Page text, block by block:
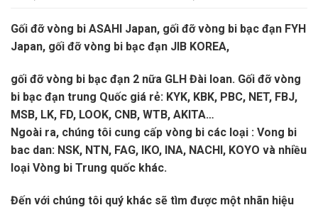
Gối đỡ vòng bi ASAHI Japan, gối đỡ vòng bi bạc đạn FYH
Japan, gối đỡ vòng bi bạc đạn JIB KOREA,
gối đỡ vòng bi bạc đạn 2 nữa GLH Đài loan. Gối đỡ vòng
bi bạc đạn trung Quốc giá rẻ: KYK, KBK, PBC, NET, FBJ,
MSB, LK, FD, LOOK, CNB, WTB, AKITA…
Ngoài ra, chúng tôi cung cấp vòng bi các loại : Vong bi
bac dan: NSK, NTN, FAG, IKO, INA, NACHI, KOYO và nhiều
loại Vòng bi Trung quốc khác.
Đến với chúng tôi quý khác sẽ tìm được một nhãn hiệu